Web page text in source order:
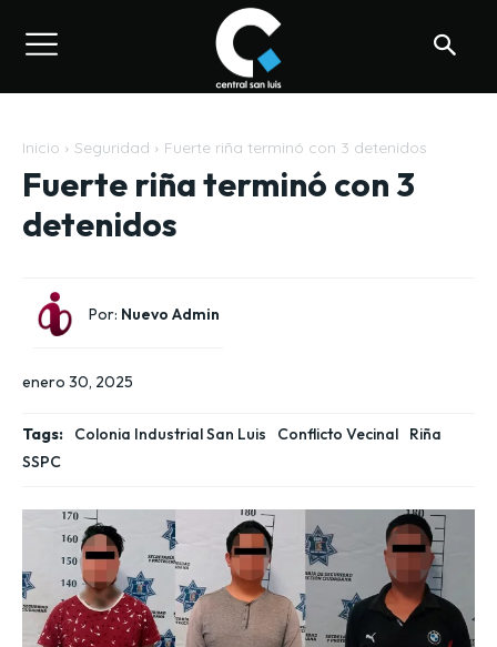
Inicio Seguridad Fuerte riña terminó con 3 detenidos
Fuerte riña terminó con 3
detenidos
Por: Nuevo Admin
enero 30, 2025
Tags: Colonia Industrial San Luis Conflicto Vecinal
Riña
SSPC